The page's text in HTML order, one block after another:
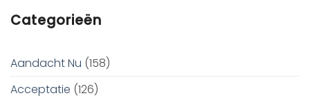
Categorieën
Aandacht Nu (158)
Acceptatie (126)